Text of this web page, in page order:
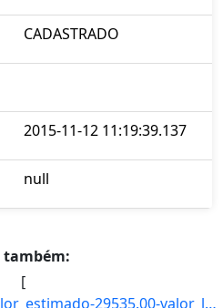
CADASTRADO
2015-11-12 11:19:39.137
null
também:
[
6: licitacao-PR-26/2015-valor_estimado-29535.00-valor_licitado-0.00-status-LICITACAO-descricao-CONTRATA]